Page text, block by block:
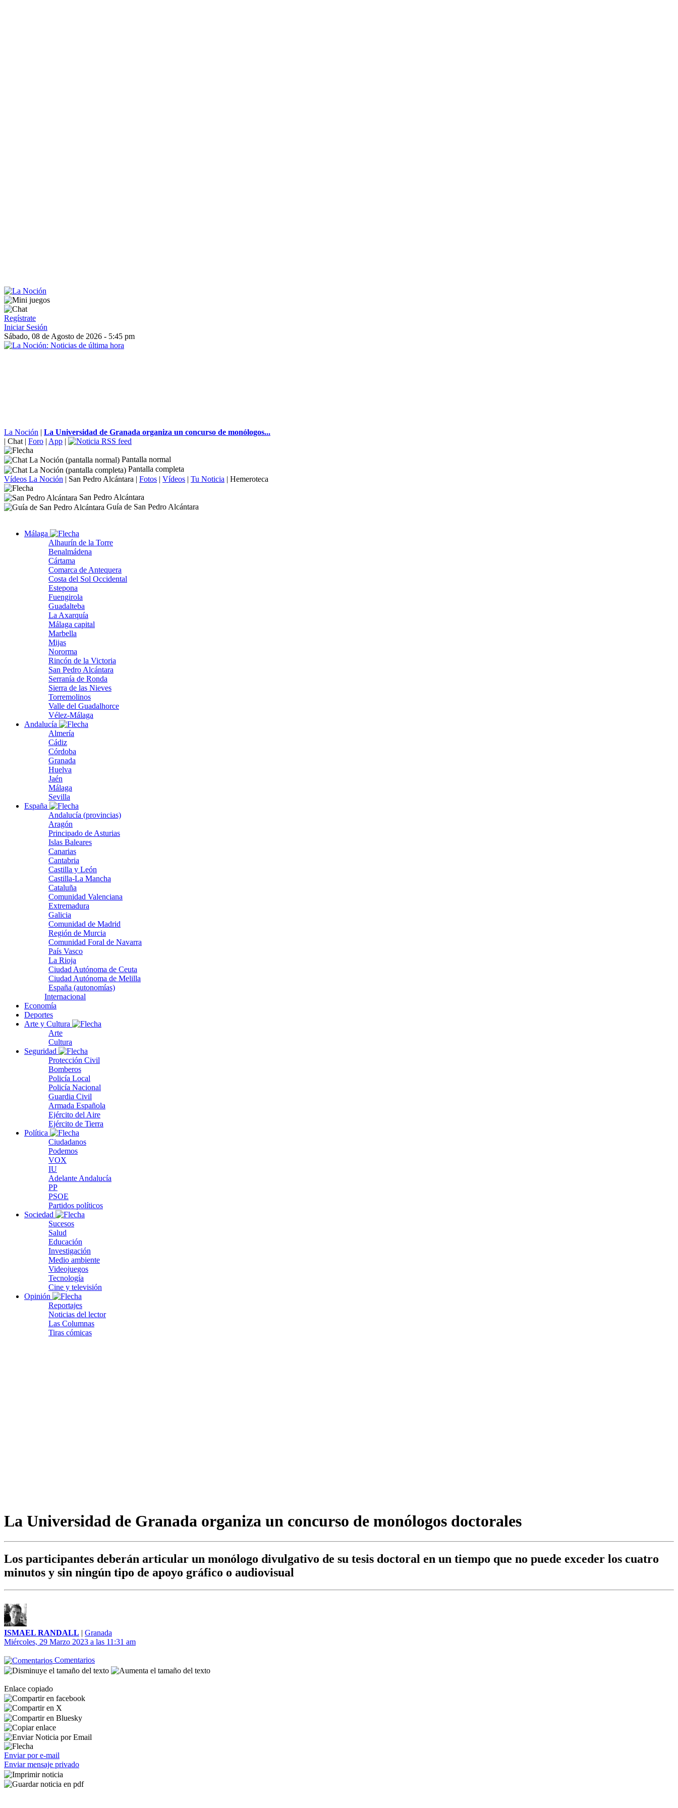
Regístrate
Iniciar Sesión
Sábado, 08 de Agosto de 2026 - 5:45 pm
La Noción | La Universidad de Granada organiza un concurso de monólogos...
| Chat | Foro | App |
Pantalla normal
Pantalla completa
Vídeos La Noción | San Pedro Alcántara | Fotos | Vídeos | Tu Noticia | Hemeroteca
San Pedro Alcántara
Guía de San Pedro Alcántara
Málaga
Alhaurín de la Torre
Benalmádena
Cártama
Comarca de Antequera
Costa del Sol Occidental
Estepona
Fuengirola
Guadalteba
La Axarquía
Málaga capital
Marbella
Mijas
Nororma
Rincón de la Victoria
San Pedro Alcántara
Serranía de Ronda
Sierra de las Nieves
Torremolinos
Valle del Guadalhorce
Vélez-Málaga
Andalucía
Almería
Cádiz
Córdoba
Granada
Huelva
Jaén
Málaga
Sevilla
España
Andalucía (provincias)
Aragón
Principado de Asturias
Islas Baleares
Canarias
Cantabria
Castilla y León
Castilla-La Mancha
Cataluña
Comunidad Valenciana
Extremadura
Galicia
Comunidad de Madrid
Región de Murcia
Comunidad Foral de Navarra
País Vasco
La Rioja
Ciudad Autónoma de Ceuta
Ciudad Autónoma de Melilla
España (autonomías)
Internacional
Economía
Deportes
Arte y Cultura
Arte
Cultura
Seguridad
Protección Civil
Bomberos
Policía Local
Policía Nacional
Guardia Civil
Armada Española
Ejército del Aire
Ejército de Tierra
Política
Ciudadanos
Podemos
VOX
IU
Adelante Andalucía
PP
PSOE
Partidos políticos
Sociedad
Sucesos
Salud
Educación
Investigación
Medio ambiente
Videojuegos
Tecnología
Cine y televisión
Opinión
Reportajes
Noticias del lector
Las Columnas
Tiras cómicas
La Universidad de Granada organiza un concurso de monólogos doctorales
Los participantes deberán articular un monólogo divulgativo de su tesis doctoral en un tiempo que no puede exceder los cuatro
minutos y sin ningún tipo de apoyo gráfico o audiovisual
ISMAEL RANDALL | Granada
Miércoles, 29 Marzo 2023 a las 11:31 am
Comentarios
Enlace copiado
Enviar por e-mail
Enviar mensaje privado